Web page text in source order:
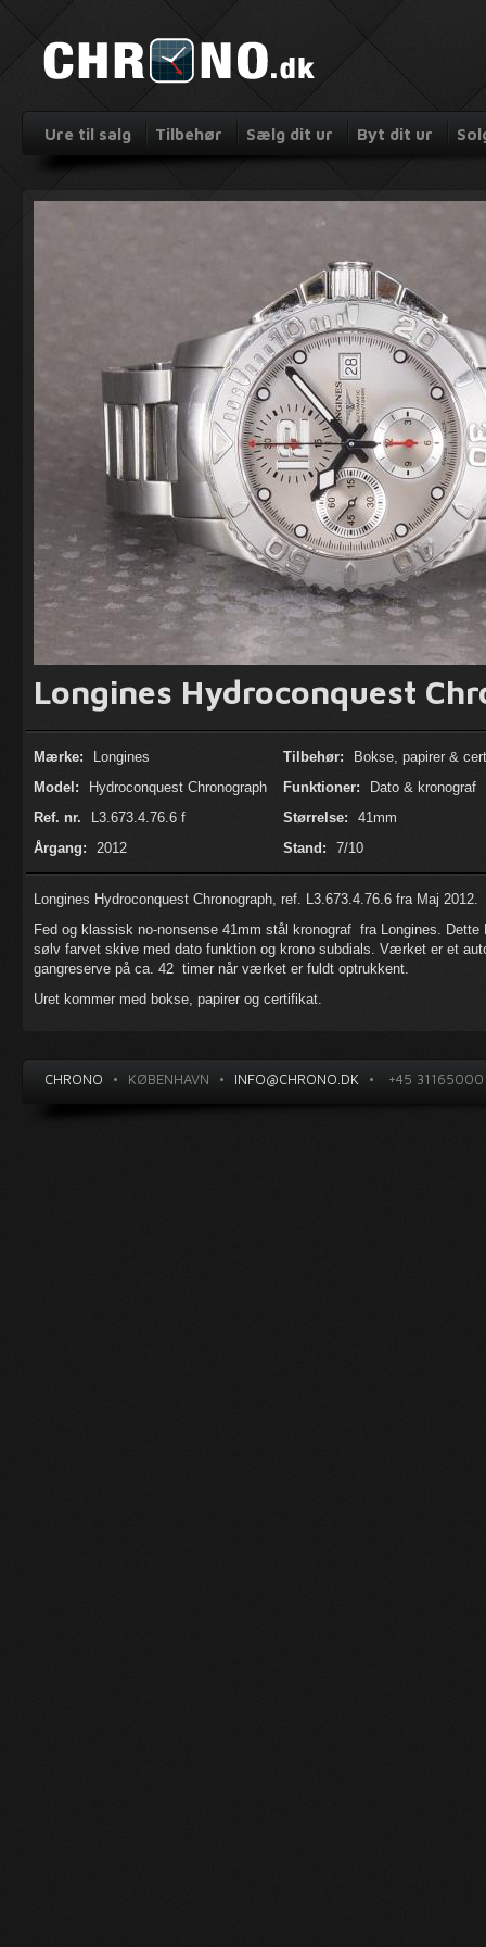
Ure til salg Tilbehør Sælg dit ur Byt dit ur
Longines Hydroconquest
Mærke:
Longines
Model:
Hydroconquest Chronograph
Ref. nr.
L3.673.4.76.6 f
Årgang:
2012
Tilbehør:
Bokse, papirer &
Funktioner:
Dato & kronograf
Størrelse:
41mm
Stand:
7/10
Longines Hydroconquest Chronograph, ref. L3.673.4.76.6 fra Maj 2012.
Fed og klassisk no-nonsense 41mm stål kronograf fra Longines.
sølv farvet skive med dato funktion og krono subdials. Værket er et
gangreserve på ca. 42 timer når værket er fuldt optrukkent.
Uret kommer med bokse, papirer og certifikat.
CHRONO • KØBENHAVN • INFO@CHRONO.DK • +45 31165000